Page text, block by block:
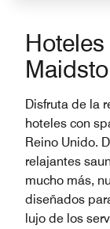
Disfruta de la
hoteles con
Reino Unido.
relajantes
mucho más,
diseñados
lujo de los